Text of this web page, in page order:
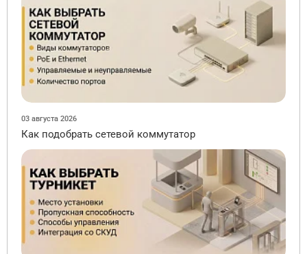
03 августа 2026
Как подобрать сетевой коммутатор